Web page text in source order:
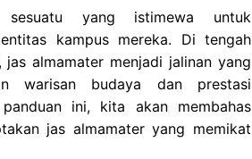
sesuatu yang istimewa untuk
kampus mereka. Di tengah
almamater menjadi jalinan yang
warisan budaya dan prestasi
ini, kita akan membahas
jas almamater yang memikat